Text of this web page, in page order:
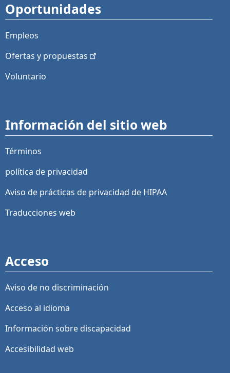
Oportunidades
Empleos
Ofertas y propuestas
Voluntario
Información del sitio web
Términos
política de privacidad
Aviso de prácticas de privacidad de HIPAA
Traducciones web
Acceso
Aviso de no discriminación
Acceso al idioma
Información sobre discapacidad
Accesibilidad web